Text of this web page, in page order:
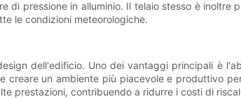
di pressione in alluminio. Il telaio stesso è
le condizioni meteorologiche.
dell'edificio. Uno dei vantaggi principali è
creare un ambiente più piacevole e produttivo
prestazioni, contribuendo a ridurre i costi di